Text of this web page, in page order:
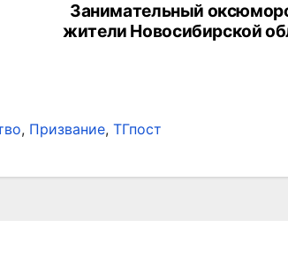
Занимательный
жители Новосибирской
, Призвание, ТГпост